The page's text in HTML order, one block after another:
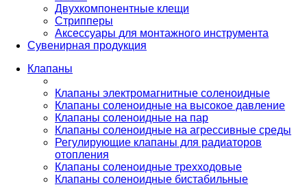
Двухкомпонентные клещи
Стрипперы
Аксессуары для монтажного инструмента
Сувенирная продукция
Клапаны
Клапаны электромагнитные соленоидные
Клапаны соленоидные на высокое давление
Клапаны соленоидные на пар
Клапаны соленоидные на агрессивные среды
Регулирующие клапаны для радиаторов
отопления
Клапаны соленоидные трехходовые
Клапаны соленоидные бистабильные